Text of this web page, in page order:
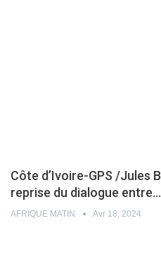
Côte d’Ivoire-GPS /Jules
reprise du dialogue entre…
AFRIQUE MATIN Avr 18, 2024